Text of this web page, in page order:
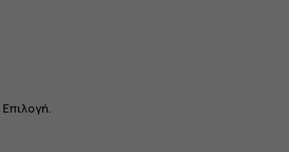
Επιλογή.